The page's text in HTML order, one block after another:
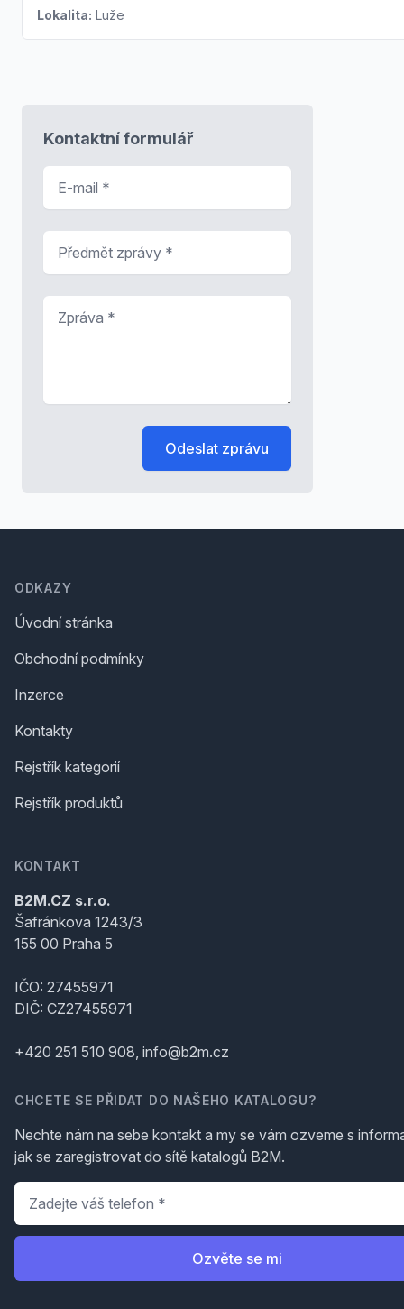
Lokalita: Luže
Kontaktní formulář
Odeslat zprávu
ODKAZY
Úvodní stránka
Obchodní podmínky
Inzerce
Kontakty
Rejstřík kategorií
Rejstřík produktů
KONTAKT
B2M.CZ s.r.o.
Šafránkova 1243/3
155 00 Praha 5
IČO: 27455971
DIČ: CZ27455971
+420 251 510 908, info@b2m.cz
CHCETE SE PŘIDAT DO NAŠEHO KATALOGU?
Nechte nám na sebe kontakt a my se vám ozveme s
jak se zaregistrovat do sítě katalogů B2M.
Telefon
Ozvěte se mi